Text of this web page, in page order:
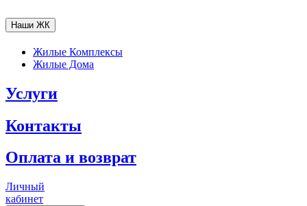
Наши ЖК
Жилые Комплексы
Жилые Дома
Услуги
Контакты
Оплата и возврат
Личный
кабинет